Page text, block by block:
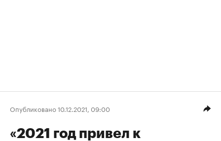
Опубликовано 10.12.2021, 09:00
«2021 год привел к